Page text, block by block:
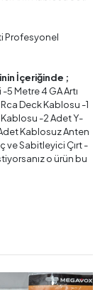
Profesyonel
İçeriğinde ;
Metre 4 GA Artı
Deck Kablosu -1
Kablosu -2 Adet Y-
Kablosuz Anten
ve Sabitleyici Çırt -
o ürün bu